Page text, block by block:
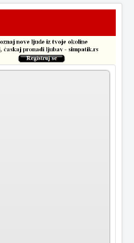
| Registracija